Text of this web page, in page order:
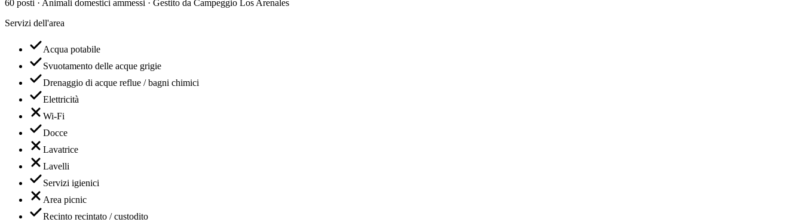
60 posti · Animali domestici ammessi · Gestito da Campeggio Los Arenales
Servizi dell'area
Acqua potabile
Svuotamento delle acque grigie
Drenaggio di acque reflue / bagni chimici
Elettricità
Wi-Fi
Docce
Lavatrice
Lavelli
Servizi igienici
Area picnic
Recinto recintato / custodito